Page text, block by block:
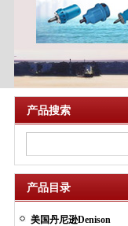
产品搜索
产品目录
美国丹尼逊Denison